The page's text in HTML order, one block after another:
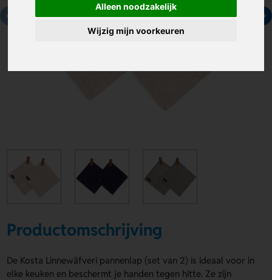
Alleen noodzakelijk
Wijzig mijn voorkeuren
Productomschrijving
De Kosta Linnewäfveri pannenlap (set van 2) is ideaal voor in
elke keuken en beschermt je handen tegen hitte. Ze zijn